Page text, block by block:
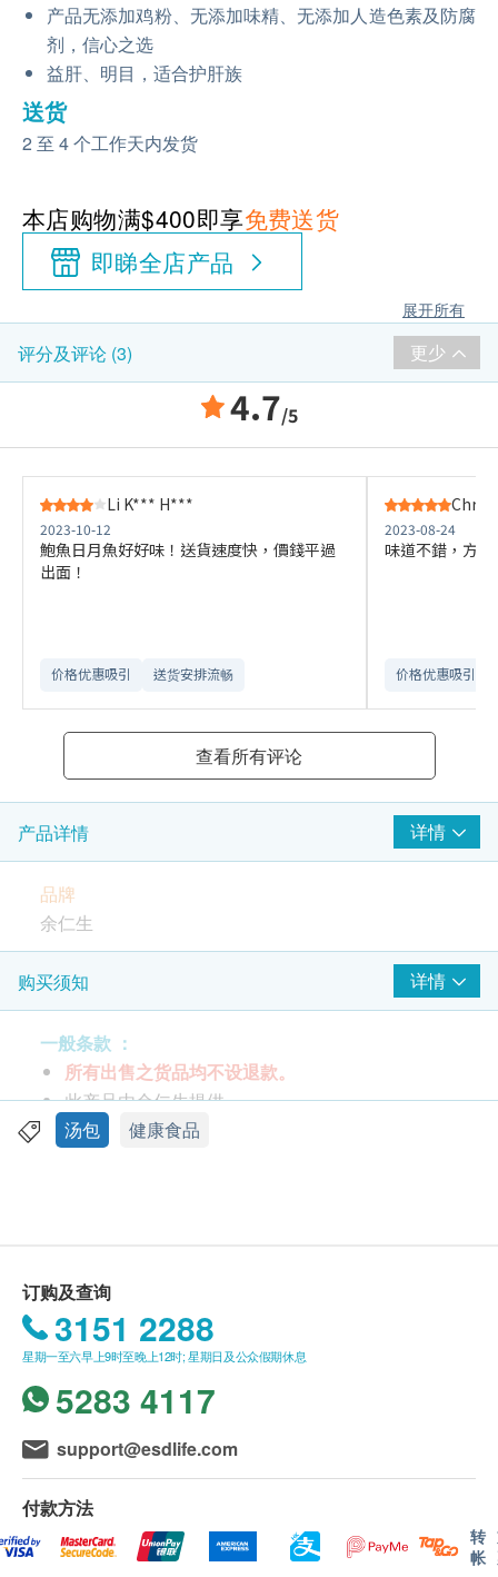
产品无添加鸡粉、无添加味精、无添加人造色素及防腐
剂，信心之选
益肝、明目，适合护肝族
送货
2 至 4 个工作天内发货
本店购物满$400即享免费送货
即睇全店产品
展开所有
评分及评论 (3) 更少
4.7/5
Li K*** H***
2023-10-12
鮑魚日月魚好好味！送貨速度快，價錢平過
出面！
价格优惠吸引 送货安排流畅
Chris
2023-08-24
味道不錯，方
价格优惠吸引
查看所有评论
产品详情 详情
品牌
余仁生
包装规格
每盒1包每包400克
特性及功效
养生极品炖汤系列- 鲍鱼日月鱼扁豆鸡汤，益肝、
明目，适合护肝族。
真材实料，加热即饮，方便快捷。
服用方法
蒸煮加热：整包原封直接放入煲内，再注水加热至
沸腾。
浸泡加热：整包原封直接加入沸水中浸泡4-6分
钟。
微波炉加热：撕开包装袋，把汤倒入微波炉盛器
内，加热3-5分钟即可食用。
鲜鸡汤、鲍鱼、鸡肉、日月鱼、山药、扁豆、杞子、
购买须知 详情
一般条款 ：
所有出售之货品均不设退款。
此产品由余仁生提供。
如有任何争议，余仁生及健康网购health.ESDlife
费。
我们将于确定订单后2-4个工作天内安排发货。
不排除运送时间会因节日而有所影响。 当八号烈
风讯号悬挂或黑色暴雨警告生效时，送货服务时间
将会延迟。
所有订单须视乎相关货品的供应情况再作最后确
认。 倘若健康网购health.ESDlife未能提供任何订
单上的货品，健康网购health.ESDlife有权拒绝接
受该订单，并且会于送货前透过电话或电邮通知顾
客再作安排。
汤包 健康食品
订购及查询
3151 2288
星期一至六早上9时至晚上12时; 星期日及公众假期休息
5283 4117
support@esdlife.com
付款方法
转
帐